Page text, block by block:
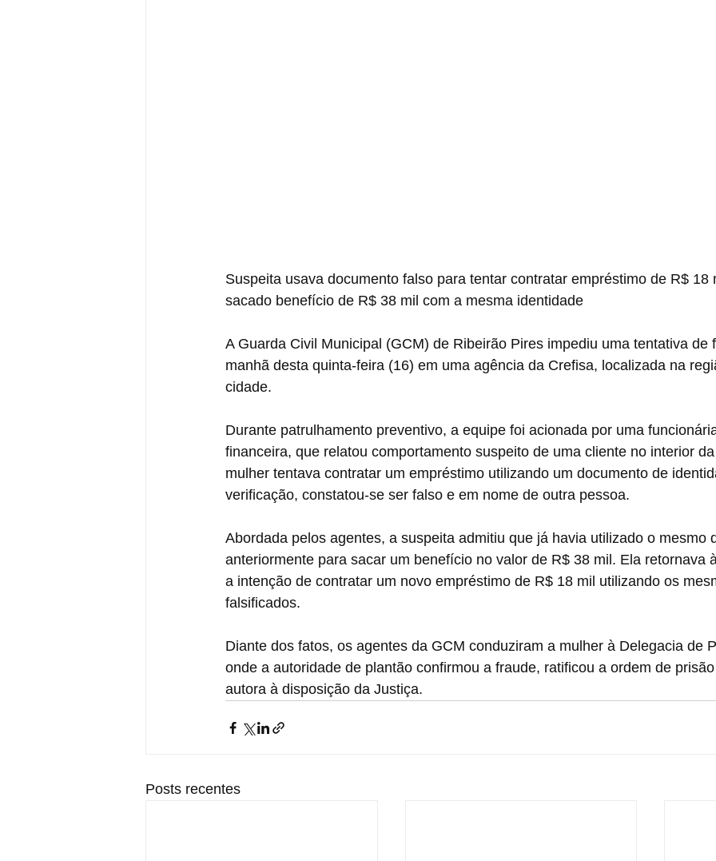
Suspeita usava documento falso para tentar contratar empréstimo de R$
sacado benefício de R$ 38 mil com a mesma identidade
A Guarda Civil Municipal (GCM) de Ribeirão Pires impediu uma tentativa de
manhã desta quinta-feira (16) em uma agência da Crefisa, localizada na
cidade.
Durante patrulhamento preventivo, a equipe foi acionada por uma
financeira, que relatou comportamento suspeito de uma cliente no interior
mulher tentava contratar um empréstimo utilizando um documento de
verificação, constatou-se ser falso e em nome de outra pessoa.
Abordada pelos agentes, a suspeita admitiu que já havia utilizado o mesmo
anteriormente para sacar um benefício no valor de R$ 38 mil. Ela retornava
a intenção de contratar um novo empréstimo de R$ 18 mil utilizando os
falsificados.
Diante dos fatos, os agentes da GCM conduziram a mulher à Delegacia de
onde a autoridade de plantão confirmou a fraude, ratificou a ordem de
autora à disposição da Justiça.
Posts recentes